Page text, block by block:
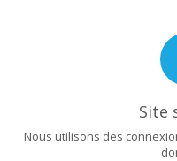
Site
Nous utilisons des